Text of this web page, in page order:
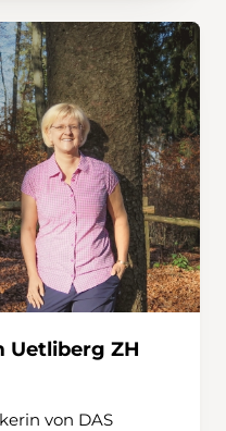
Uetliberg ZH
von DAS